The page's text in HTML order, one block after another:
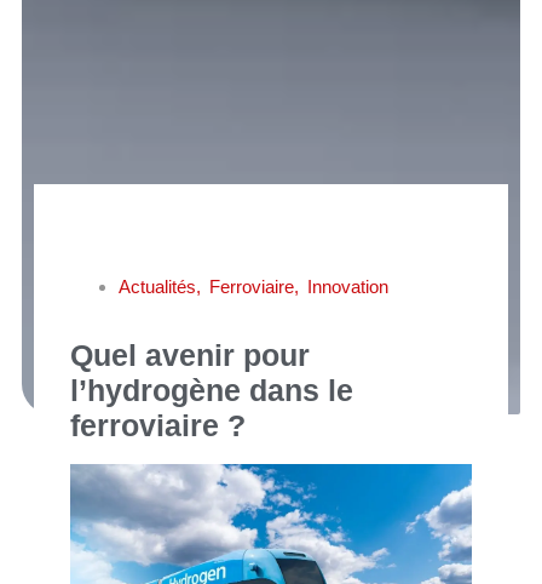
Actualités, Ferroviaire, Innovation
Quel avenir pour
l’hydrogène dans le
ferroviaire ?